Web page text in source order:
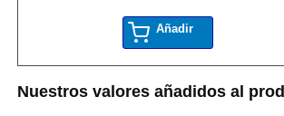
Añadir
Nuestros valores añadidos al